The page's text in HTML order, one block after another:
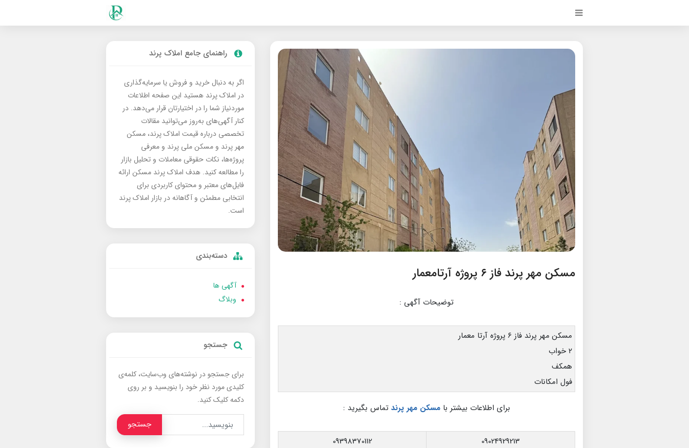
مسکن مهر پرند فاز ۶ پروژه آرتامعمار
توضیحات آگهی :
مسکن مهر پرند فاز ۶ پروژه آرتا معمار
۲ خواب
همکف
فول امکانات
برای اطلاعات بیشتر با مسکن مهر پرند تماس بگیرید :
09024929213
09398370112
راهنمای جامع املاک پرند
اگر به دنبال خرید و فروش یا سرمایه‌گذاری
در املاک پرند هستید این صفحه اطلاعات
موردنیاز شما را در اختیارتان قرار می‌دهد. در
کنار آگهی‌های به‌روز می‌توانید مقالات
تخصصی درباره قیمت املاک پرند، مسکن
مهر پرند و مسکن ملی پرند و معرفی
پروژه‌ها، نکات حقوقی معاملات و تحلیل بازار
را مطالعه کنید. هدف املاک پرند مسکن ارائه
فایل‌های معتبر و محتوای کاربردی برای
انتخابی مطمئن و آگاهانه در بازار املاک پرند
است.
دسته‌بندی
آگهی ها
وبلاگ
جستجو
برای جستجو در نوشته‌های وب‌سایت، کلمه‌ی
کلیدی مورد نظر خود را بنویسید و بر روی
دکمه کلیک کنید.
جستجو